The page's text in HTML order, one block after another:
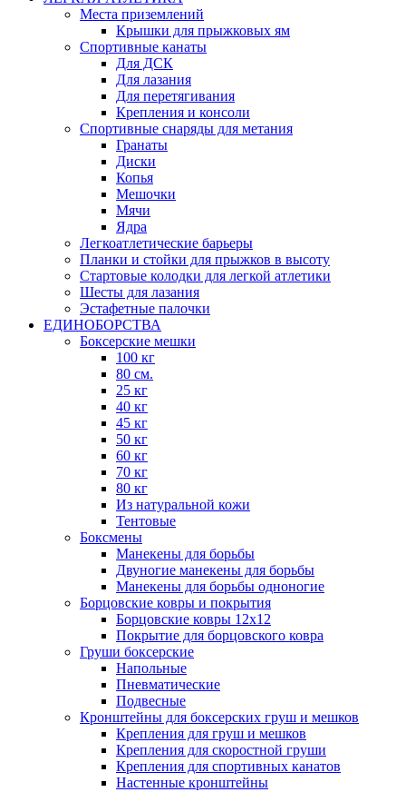
Места приземлений
Крышки для прыжковых ям
Спортивные канаты
Для ДСК
Для лазания
Для перетягивания
Крепления и консоли
Спортивные снаряды для метания
Гранаты
Диски
Копья
Мешочки
Мячи
Ядра
Легкоатлетические барьеры
Планки и стойки для прыжков в высоту
Стартовые колодки для легкой атлетики
Шесты для лазания
Эстафетные палочки
ЕДИНОБОРСТВА
Боксерские мешки
100 кг
80 см.
25 кг
40 кг
45 кг
50 кг
60 кг
70 кг
80 кг
Из натуральной кожи
Тентовые
Боксмены
Манекены для борьбы
Двуногие манекены для борьбы
Манекены для борьбы одноногие
Борцовские ковры и покрытия
Борцовские ковры 12х12
Покрытие для борцовского ковра
Груши боксерские
Напольные
Пневматические
Подвесные
Кронштейны для боксерских груш и мешков
Крепления для груш и мешков
Крепления для скоростной груши
Крепления для спортивных канатов
Настенные кронштейны